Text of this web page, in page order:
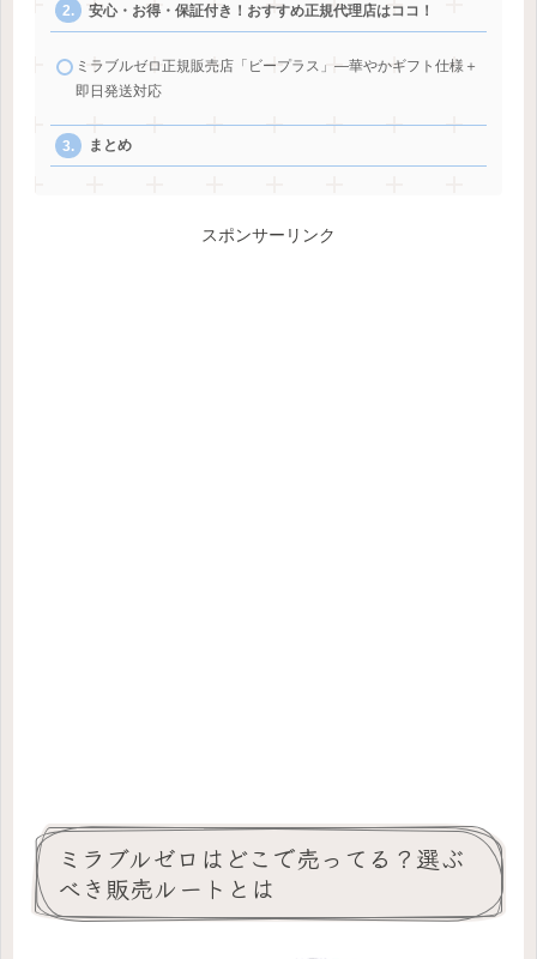
安心・お得・保証付き！おすすめ正規代理店はココ！
ミラブルゼロ正規販売店「ビープラス」―華やかギフト仕様＋
即日発送対応
まとめ
スポンサーリンク
ミラブルゼロはどこで売ってる？選ぶ
べき販売ルートとは